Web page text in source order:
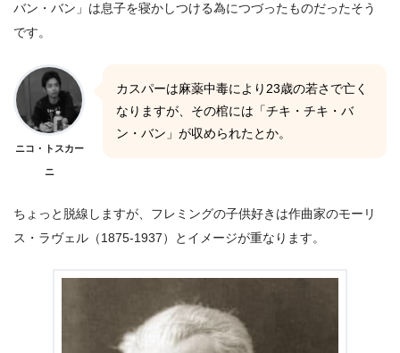
バン・バン」は息子を寝かしつける為につづったものだったそう
です。
ニコ・トスカー
ニ
カスパーは麻薬中毒により23歳の若さで亡く
なりますが、その棺には「チキ・チキ・バ
ン・バン」が収められたとか。
ちょっと脱線しますが、フレミングの子供好きは作曲家のモーリ
ス・ラヴェル（1875-1937）とイメージが重なります。